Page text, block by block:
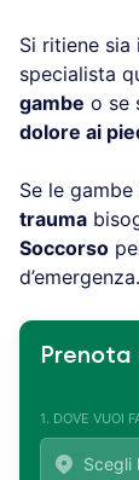
Si ritiene
specialista
gambe o se
dolore ai
Se le
trauma
Soccorso
d’emergenza.
1. DOVE VUOI